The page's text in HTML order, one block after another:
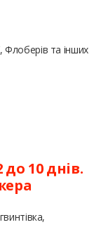
Флоберів та інших
10 днів.